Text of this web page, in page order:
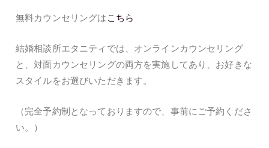
無料カウンセリングは こちら
結婚相談所エタニティでは、オンラインカウンセリング
と、対面カウンセリングの両方を実施してあり、お好きな
スタイルをお選びいただきます。
（完全予約制となっておりますので、事前にご予約くださ
い。）